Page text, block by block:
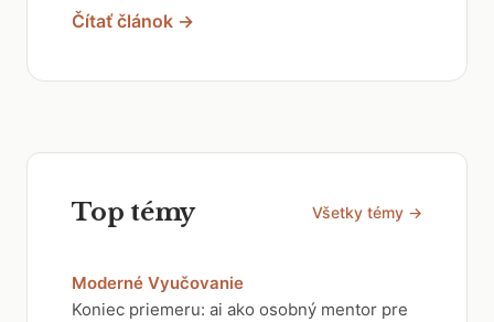
Čítať článok →
Top témy Všetky témy →
Moderné Vyučovanie
Koniec priemeru: ai ako osobný mentor pre